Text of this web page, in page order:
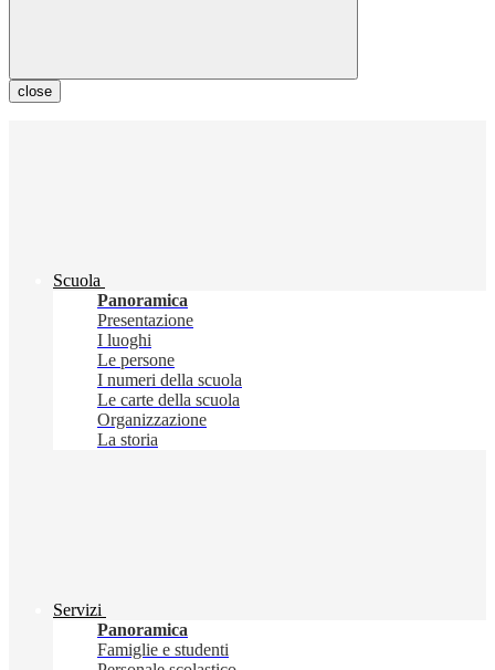
close
Scuola
Panoramica
Presentazione
I luoghi
Le persone
I numeri della scuola
Le carte della scuola
Organizzazione
La storia
Servizi
Panoramica
Famiglie e studenti